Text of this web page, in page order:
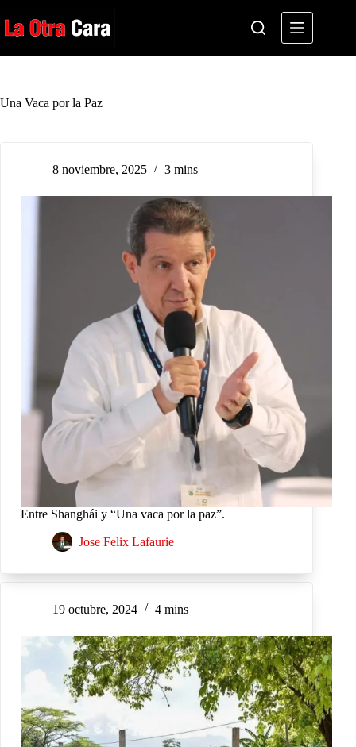
al
contenido
Una Vaca por la Paz
8 noviembre, 2025 3 mins
Entre Shanghái y “Una vaca por la paz”.
Jose Felix Lafaurie
19 octubre, 2024 4 mins